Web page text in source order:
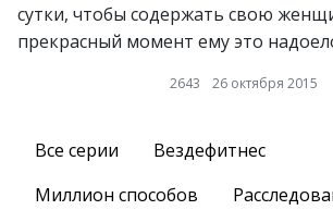
сутки, чтобы содержать свою
прекрасный момент ему это
2643 26 октября 2015
Все серии
Вездефитнес
Миллион способов